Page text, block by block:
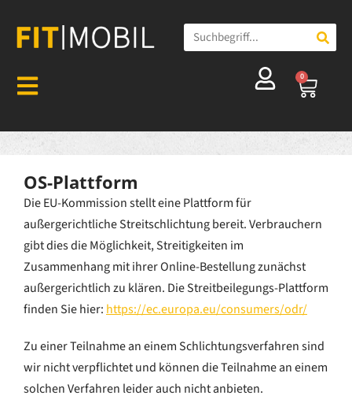
0
OS-Plattform
Die EU-Kommission stellt eine Plattform für
außergerichtliche Streitschlichtung bereit. Verbrauchern
gibt dies die Möglichkeit, Streitigkeiten im
Zusammenhang mit ihrer Online-Bestellung zunächst
außergerichtlich zu klären. Die Streitbeilegungs-Plattform
finden Sie hier: https://ec.europa.eu/consumers/odr/
Zu einer Teilnahme an einem Schlichtungsverfahren sind
wir nicht verpflichtet und können die Teilnahme an einem
solchen Verfahren leider auch nicht anbieten.